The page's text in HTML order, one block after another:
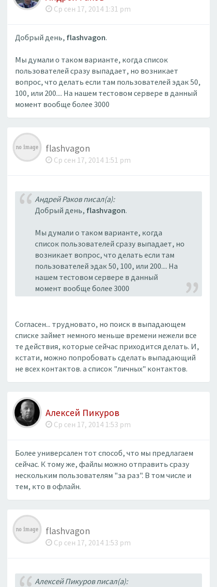
Ср сен 17, 2014 1:31 pm
Добрый день, flashvagon.
Мы думали о таком варианте, когда список
пользователей сразу выпадает, но возникает
вопрос, что делать если там пользователей эдак 50,
100, или 200.... На нашем тестовом сервере в данный
момент вообще более 3000
flashvagon
Ср сен 17, 2014 1:51 pm
Андрей Раков писал(а):
Добрый день, flashvagon.
Мы думали о таком варианте, когда
список пользователей сразу выпадает, но
возникает вопрос, что делать если там
пользователей эдак 50, 100, или 200.... На
нашем тестовом сервере в данный
момент вообще более 3000
Согласен... трудновато, но поиск в выпадающем
списке займет немного меньше времени нежели все
те действия, которые сейчас приходится делать. И,
кстати, можно попробовать сделать выпадающий
не всех контактов. а список "личных" контактов.
Алексей Пикуров
Ср сен 17, 2014 1:53 pm
Более универсален тот способ, что мы предлагаем
сейчас. К тому же, файлы можно отправить сразу
нескольким пользователям "за раз". В том числе и
тем, кто в офлайн.
flashvagon
Ср сен 17, 2014 1:53 pm
Алексей Пикуров писал(а):